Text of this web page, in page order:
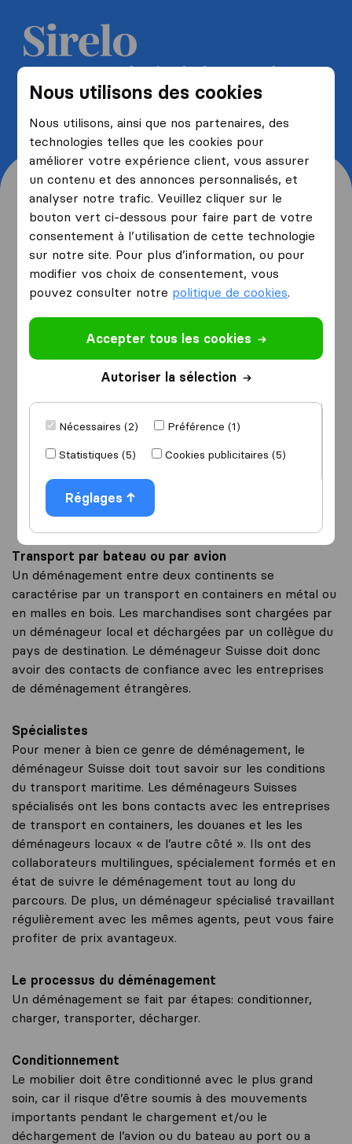
Nous utilisons des cookies
Nous utilisons, ainsi que nos partenaires, des
technologies telles que les cookies pour
améliorer votre expérience client, vous assurer
un contenu et des annonces personnalisés, et
analyser notre trafic. Veuillez cliquer sur le
bouton vert ci-dessous pour faire part de votre
consentement à l’utilisation de cette technologie
sur notre site. Pour plus d’information, ou pour
modifier vos choix de consentement, vous
pouvez consulter notre politique de cookies.
Accepter tous les cookies
Autoriser la sélection
Nécessaires (2)
Préférence (1)
Statistiques (5)
Cookies publicitaires (5)
Réglages
Recevez 5 devis de la part de
déménageurs et économisez
jusqu'à 40%
Origine et destination de
votre déménagement
Je déménagedepuis
Je déménagevers
Démarrer
Transport par bateau ou par avion
Un déménagement entre deux continents se
caractérise par un transport en containers en métal ou
en malles en bois. Les marchandises sont chargées par
un déménageur local et déchargées par un collègue du
pays de destination. Le déménageur Suisse doit donc
avoir des contacts de confiance avec les entreprises
de déménagement étrangères.
Spécialistes
Pour mener à bien ce genre de déménagement, le
déménageur Suisse doit tout savoir sur les conditions
du transport maritime. Les déménageurs Suisses
spécialisés ont les bons contacts avec les entreprises
de transport en containers, les douanes et les les
déménageurs locaux « de l’autre côté ». Ils ont des
collaborateurs multilingues, spécialement formés et en
état de suivre le déménagement tout au long du
parcours. De plus, un déménageur spécialisé travaillant
régulièrement avec les mêmes agents, peut vous faire
profiter de prix avantageux.
Le processus du déménagement
Un déménagement se fait par étapes: conditionner,
charger, transporter, décharger.
Conditionnement
Le mobilier doit être conditionné avec le plus grand
soin, car il risque d’être soumis à des mouvements
importants pendant le chargement et/ou le
déchargement de l’avion ou du bateau au port ou a